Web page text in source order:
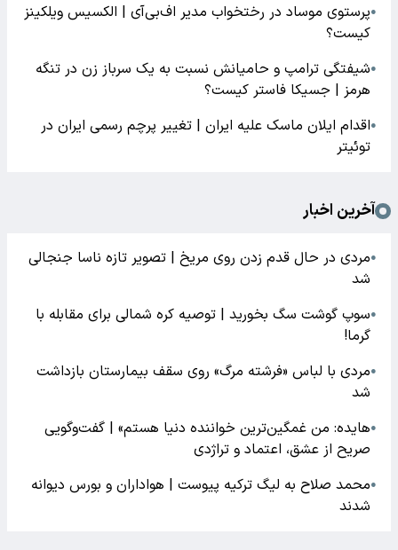
●پرستوی موساد در رختخواب مدیر اف‌بی‌آی | الکسیس ویلکینز
کیست؟
●شیفتگی ترامپ و حامیانش نسبت به یک سرباز زن در تنگه
هرمز | جسیکا فاستر کیست؟
●اقدام ایلان ماسک علیه ایران | تغییر پرچم رسمی ایران در
توئیتر
آخرین اخبار
●مردی در حال قدم زدن روی مریخ | تصویر تازه ناسا جنجالی
شد
●سوپ گوشت سگ بخورید | توصیه کره شمالی برای مقابله با
گرما!
●مردی با لباس «فرشته مرگ» روی سقف بیمارستان بازداشت
شد
●هایده: من غمگین‌ترین خواننده دنیا هستم» | گفت‌وگویی
صریح از عشق، اعتماد و تراژدی
●محمد صلاح به لیگ ترکیه پیوست | هواداران و بورس دیوانه
شدند